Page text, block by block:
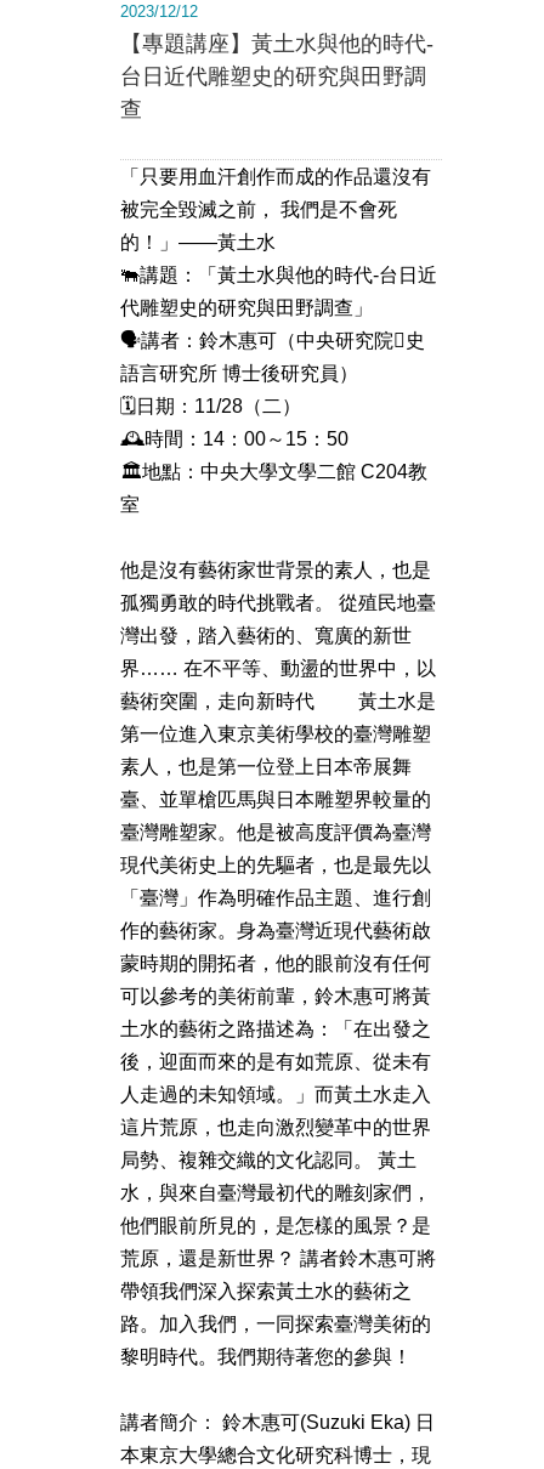
2023/12/12
【專題講座】黃土水與他的時代-
台日近代雕塑史的研究與田野調
查
「只要用血汗創作而成的作品還沒有
被完全毀滅之前， 我們是不會死
的！」——黃土水
🐃講題：「黃土水與他的時代-台日近
代雕塑史的研究與田野調查」
🗣️講者：鈴木惠可（中央研究院史
語言研究所 博士後研究員）
🗓️日期：11/28（二）
🕰️時間：14：00～15：50
🏛️地點：中央大學文學二館 C204教
室
他是沒有藝術家世背景的素人，也是
孤獨勇敢的時代挑戰者。 從殖民地臺
灣出發，踏入藝術的、寬廣的新世
界…… 在不平等、動盪的世界中，以
藝術突圍，走向新時代 黃土水是
第一位進入東京美術學校的臺灣雕塑
素人，也是第一位登上日本帝展舞
臺、並單槍匹馬與日本雕塑界較量的
臺灣雕塑家。他是被高度評價為臺灣
現代美術史上的先驅者，也是最先以
「臺灣」作為明確作品主題、進行創
作的藝術家。身為臺灣近現代藝術啟
蒙時期的開拓者，他的眼前沒有任何
可以參考的美術前輩，鈴木惠可將黃
土水的藝術之路描述為：「在出發之
後，迎面而來的是有如荒原、從未有
人走過的未知領域。」而黃土水走入
這片荒原，也走向激烈變革中的世界
局勢、複雜交織的文化認同。 黃土
水，與來自臺灣最初代的雕刻家們，
他們眼前所見的，是怎樣的風景？是
荒原，還是新世界？ 講者鈴木惠可將
帶領我們深入探索黃土水的藝術之
路。加入我們，一同探索臺灣美術的
黎明時代。我們期待著您的參與！
講者簡介： 鈴木惠可(Suzuki Eka) 日
本東京大學總合文化研究科博士，現